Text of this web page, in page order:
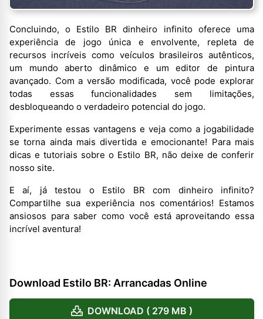
Concluindo, o Estilo BR dinheiro infinito oferece uma
experiência de jogo única e envolvente, repleta de
recursos incríveis como veículos brasileiros autênticos,
um mundo aberto dinâmico e um editor de pintura
avançado. Com a versão modificada, você pode explorar
todas essas funcionalidades sem limitações,
desbloqueando o verdadeiro potencial do jogo.
Experimente essas vantagens e veja como a jogabilidade
se torna ainda mais divertida e emocionante! Para mais
dicas e tutoriais sobre o Estilo BR, não deixe de conferir
nosso site.
E aí, já testou o Estilo BR com dinheiro infinito?
Compartilhe sua experiência nos comentários! Estamos
ansiosos para saber como você está aproveitando essa
incrível aventura!
Download Estilo BR: Arrancadas Online
DOWNLOAD ( 279 MB )